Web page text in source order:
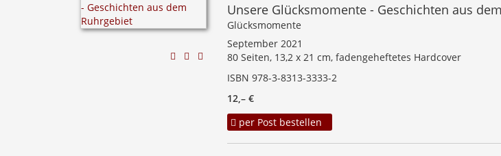
Unsere Glücksmomente - Geschichten aus
Glücksmomente
September 2021
80 Seiten, 13,2 x 21 cm, fadengeheftetes Hardcover
ISBN 978-3-8313-3333-2
12,– €
per Post bestellen